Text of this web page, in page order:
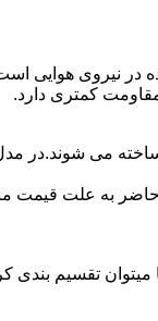
در نیروی هوایی
کمتری دارد.
می شوند.در
حاضر به علت
تقسیم بندی